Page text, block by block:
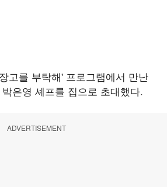
고를 부탁해' 프로그램에서 만난
은영 셰프를 집으로 초대했다.
ADVERTISEMENT